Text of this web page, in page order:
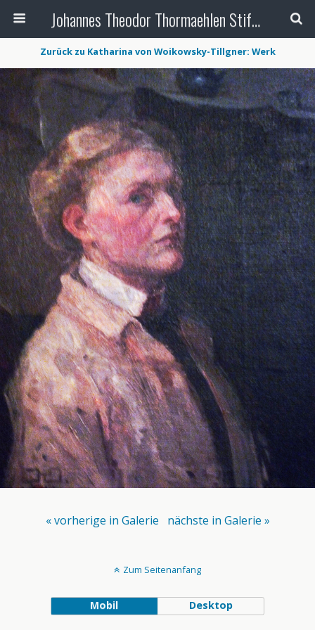
Johannes Theodor Thormaehlen Stiftung
Zurück zu Katharina von Woikowsky-Tillgner: Werk
« vorherige in Galerie nächste in Galerie »
Zum Seitenanfang
Mobil Desktop